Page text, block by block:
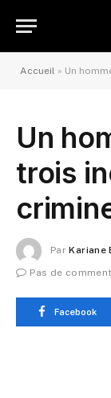
Accueil » Un
Un
trois
Par Kariane
Pas de
Facebook